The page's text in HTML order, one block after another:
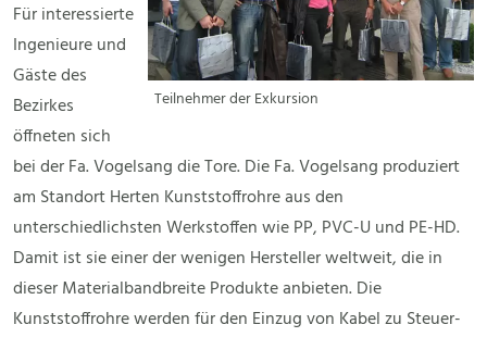
Teilnehmer der Exkursion
Für interessierte
Ingenieure und
Gäste des
Bezirkes
öffneten sich
bei der Fa. Vogelsang die Tore. Die Fa. Vogelsang produziert
am Standort Herten Kunststoffrohre aus den
unterschiedlichsten Werkstoffen wie PP, PVC-U und PE-HD.
Damit ist sie einer der wenigen Hersteller weltweit, die in
dieser Materialbandbreite Produkte anbieten. Die
Kunststoffrohre werden für den Einzug von Kabel zu Steuer-